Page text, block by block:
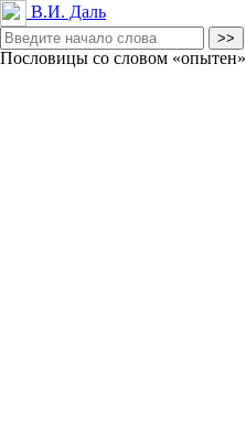
В.И. Даль
Пословицы со словом «опытен»